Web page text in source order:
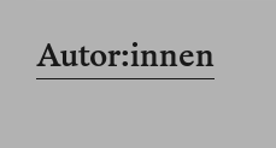
Autor:innen